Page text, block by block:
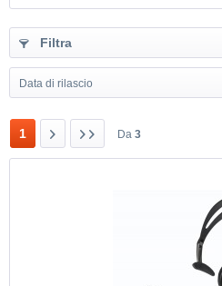
Filtra
Data di rilascio
1 Da 3